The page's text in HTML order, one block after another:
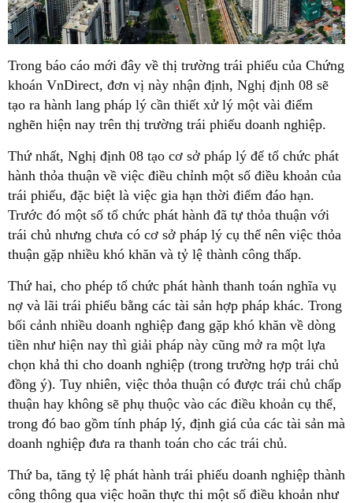
Trong báo cáo mới đây về thị trường trái phiếu của Chứng
khoán VnDirect, đơn vị này nhận định, Nghị định 08 sẽ
tạo ra hành lang pháp lý cần thiết xử lý một vài điểm
nghẽn hiện nay trên thị trường trái phiếu doanh nghiệp.
Thứ nhất, Nghị định 08 tạo cơ sở pháp lý để tổ chức phát
hành thỏa thuận về việc điều chỉnh một số điều khoản của
trái phiếu, đặc biệt là việc gia hạn thời điểm đáo hạn.
Trước đó một số tổ chức phát hành đã tự thỏa thuận với
trái chủ nhưng chưa có cơ sở pháp lý cụ thể nên việc thỏa
thuận gặp nhiều khó khăn và tỷ lệ thành công thấp.
Thứ hai, cho phép tổ chức phát hành thanh toán nghĩa vụ
nợ và lãi trái phiếu bằng các tài sản hợp pháp khác. Trong
bối cảnh nhiều doanh nghiệp đang gặp khó khăn về dòng
tiền như hiện nay thì giải pháp này cũng mở ra một lựa
chọn khả thi cho doanh nghiệp (trong trường hợp trái chủ
đồng ý). Tuy nhiên, việc thỏa thuận có được trái chủ chấp
thuận hay không sẽ phụ thuộc vào các điều khoản cụ thể,
trong đó bao gồm tính pháp lý, định giá của các tài sản mà
doanh nghiệp đưa ra thanh toán cho các trái chủ.
Thứ ba, tăng tỷ lệ phát hành trái phiếu doanh nghiệp thành
công thông qua việc hoãn thực thi một số điều khoản như